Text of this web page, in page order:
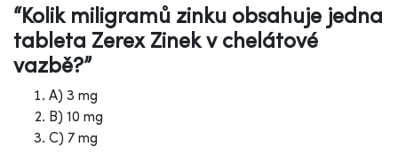
“Kolik miligramů zinku obsahuje jedna
tableta Zerex Zinek v chelátové
vazbě?”
A) 3 mg
B) 10 mg
C) 7 mg